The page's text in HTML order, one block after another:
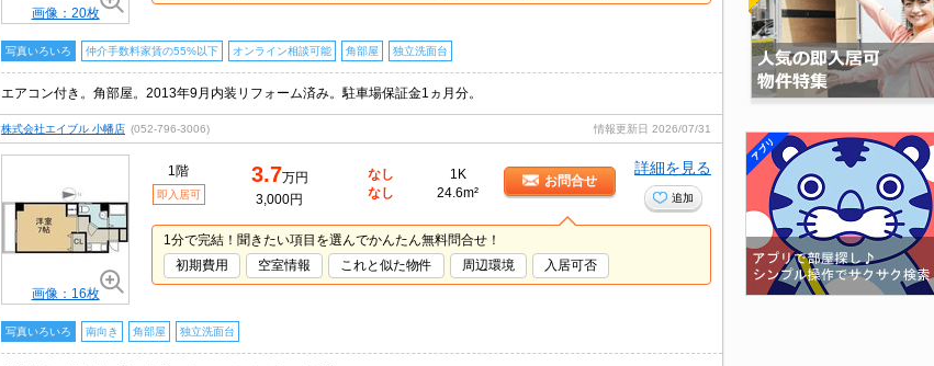
画像：20枚
写真いろいろ 仲介手数料家賃の55%以下 オンライン相談可能 角部屋 独立洗面台
エアコン付き。角部屋。2013年9月内装リフォーム済み。駐車場保証金1ヵ月分。
株式会社エイブル 小幡店 (052-796-3006) 情報更新日 2026/07/31
画像：16枚
1階
即入居可
3.7万円
3,000円
なし
なし
1K
24.6m²
お問合せ
詳細を見る
追加
1分で完結！聞きたい項目を選んでかんたん無料問合せ！
初期費用
空室情報 これと似た物件 周辺環境 入居可否
写真いろいろ 南向き 角部屋 独立洗面台